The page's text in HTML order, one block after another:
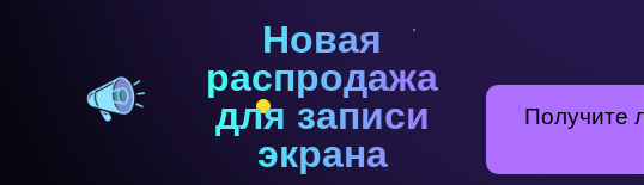
Новая
распродажа
для записи
экрана
Получите
Screen Recorder